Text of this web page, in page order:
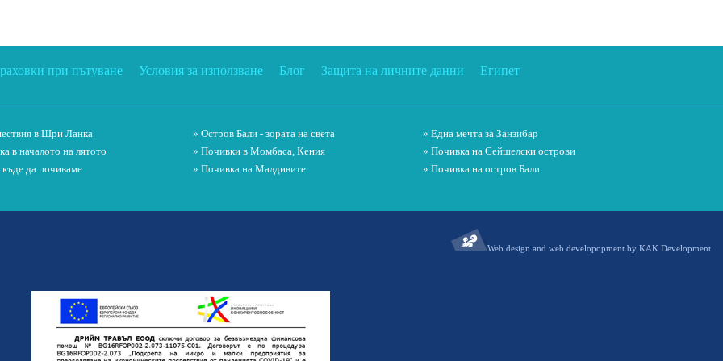
при пътуване Условия за използване Блог Защита на личните данни Египет
в Шри Ланка » Остров Бали - зората на света
» Една мечта за Занзибар
в началото на лятото
» Почивки в Момбаса, Кения
» Почивка на Сейшелски острови
къде да почиваме
» Почивка на Малдивите » Почивка на остров Бали
Web design and web developopment by KAK Development